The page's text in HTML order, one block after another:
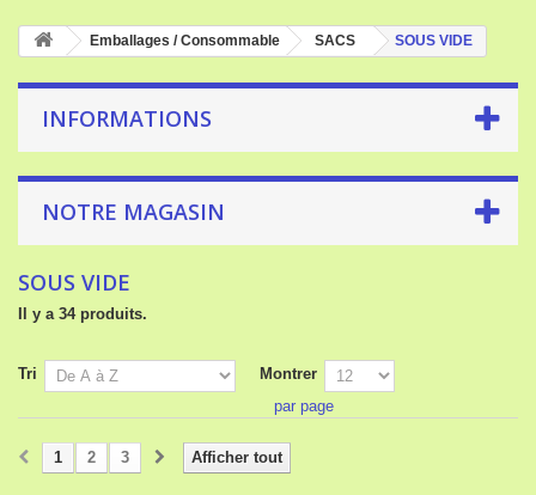
Emballages / Consommable SACS SOUS VIDE
INFORMATIONS
NOTRE MAGASIN
SOUS VIDE
Il y a 34 produits.
Tri
Montrer
par page
Afficher tout
1 2 3